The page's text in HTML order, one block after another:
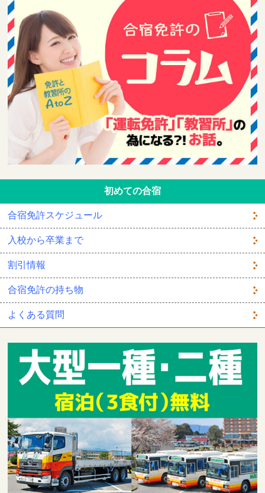
初めての合宿
合宿免許スケジュール
入校から卒業まで
割引情報
合宿免許の持ち物
よくある質問